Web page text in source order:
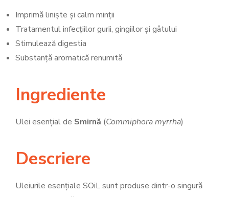
Imprimă liniște și calm minții
Tratamentul infecțiilor gurii, gingiilor și gâtului
Stimulează digestia
Substanță aromatică renumită
Ingrediente
Ulei esențial de Smirnă (Commiphora myrrha)
Descriere
Uleiurile esențiale SOiL sunt produse dintr-o singură